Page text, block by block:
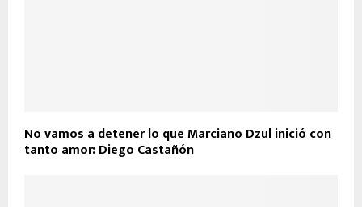
No vamos a detener lo que Marciano Dzul inició con
tanto amor: Diego Castañón